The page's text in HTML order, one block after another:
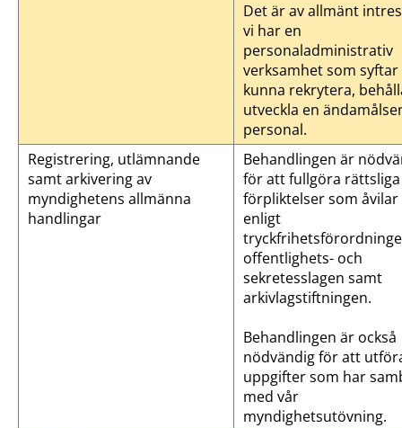
Det är av allmänt
vi har en
personaladministrativ
verksamhet som
kunna rekrytera,
utveckla en
personal.
Registrering, utlämnande
samt arkivering av
myndighetens allmänna
handlingar
Behandlingen är
för att fullgöra rättsliga
förpliktelser som åvilar
enligt
offentlighets- och
sekretesslagen samt
arkivlagstiftningen.
Behandlingen är också
nödvändig för att
uppgifter som har
med vår
myndighetsutövning.